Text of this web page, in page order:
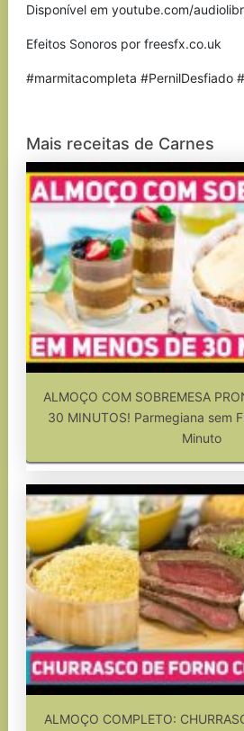
Disponível em youtube.com/
Efeitos Sonoros por freesfx.co.uk
#marmitacompleta #PernilDesfiado
Mais receitas de Carnes
ALMOÇO COM SOBREMESA
30 MINUTOS! Parmegiana sem
Minuto
ALMOÇO COMPLETO: